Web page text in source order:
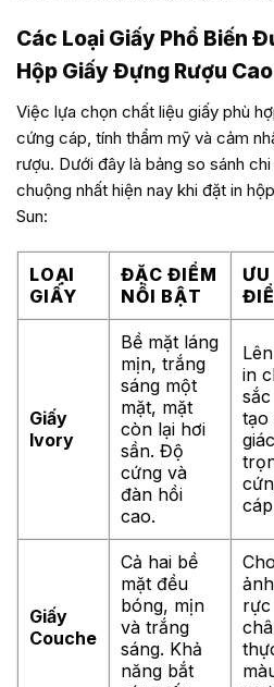
Các Loại Giấy Phổ Biến
Hộp Giấy Đựng Rượu
Việc lựa chọn chất liệu giấy phù
cứng cáp, tính thẩm mỹ và cảm
rượu. Dưới đây là bảng so sánh
chuộng nhất hiện nay khi đặt in
Sun:
LOẠI
GIẤY
ĐẶC ĐIỂM
NỔI BẬT
ƯU
Giấy
Ivory
Bề mặt láng
mịn, trắng
sáng một
mặt, mặt
còn lại hơi
sần. Độ
cứng và
đàn hồi
cao.
in
tạo
Giấy
Couche
Cả hai bề
mặt đều
bóng, mịn
và trắng
sáng. Khả
năng bắt